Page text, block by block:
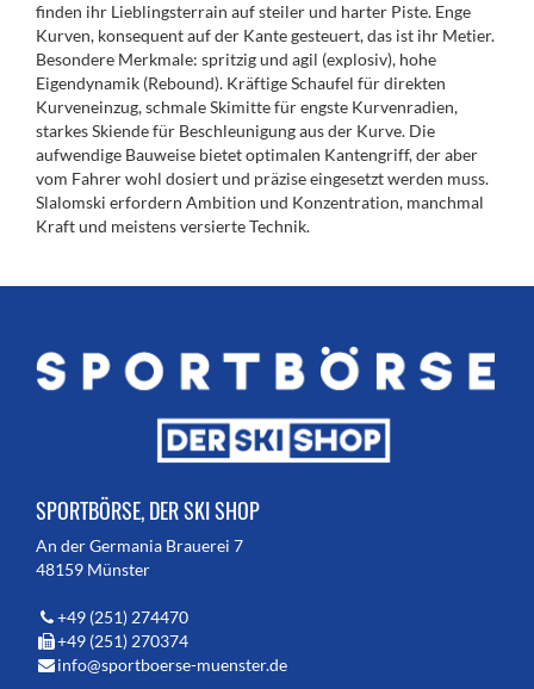
finden ihr Lieblingsterrain auf steiler und harter Piste. Enge
Kurven, konsequent auf der Kante gesteuert, das ist ihr Metier.
Besondere Merkmale: spritzig und agil (explosiv), hohe
Eigendynamik (Rebound). Kräftige Schaufel für direkten
Kurveneinzug, schmale Skimitte für engste Kurvenradien,
starkes Skiende für Beschleunigung aus der Kurve. Die
aufwendige Bauweise bietet optimalen Kantengriff, der aber
vom Fahrer wohl dosiert und präzise eingesetzt werden muss.
Slalomski erfordern Ambition und Konzentration, manchmal
Kraft und meistens versierte Technik.
SPORTBÖRSE, DER SKI SHOP
An der Germania Brauerei 7
48159 Münster
+49 (251) 274470
+49 (251) 270374
info@sportboerse-muenster.de